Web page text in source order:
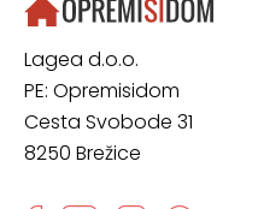
Lagea d.o.o.
PE: Opremisidom
Cesta Svobode 31
8250 Brežice